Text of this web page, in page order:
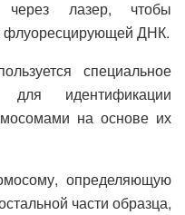
через лазер, чтобы
флуоресцирующей ДНК.
специальное
для идентификации
на основе их
определяющую
части образца,